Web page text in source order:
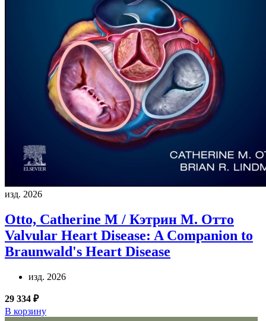
изд. 2026
Otto, Catherine M / Кэтрин М. Отто
Valvular Heart Disease: A Companion to
Braunwald's Heart Disease
изд. 2026
29 334 ₽
В корзину